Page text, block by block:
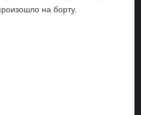
на борту.